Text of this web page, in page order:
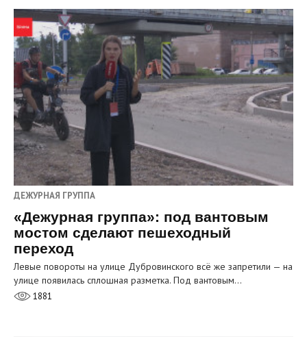
ДЕЖУРНАЯ ГРУППА
«Дежурная группа»: под вантовым
мостом сделают пешеходный
переход
Левые повороты на улице Дубровинского всё же запретили — на
улице появилась сплошная разметка. Под вантовым…
1881